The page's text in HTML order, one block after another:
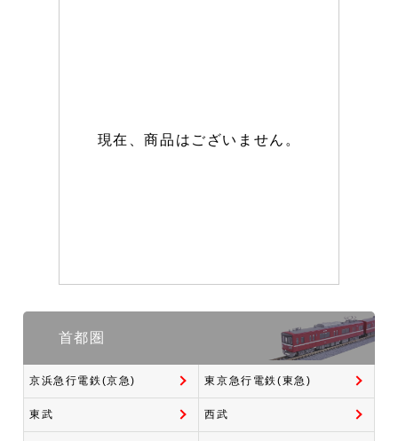
現在、商品はございません。
首都圏
京浜急行電鉄(京急) 東京急行電鉄(東急)
東武 西武